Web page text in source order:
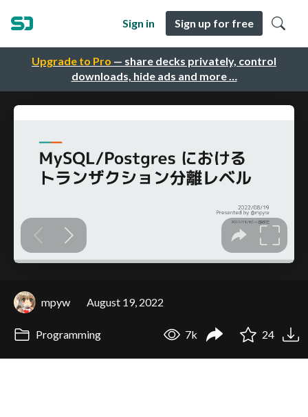
Upgrade to Pro — share decks privately, control
downloads, hide ads and more …
Sign in Sign up for free
mpyw August 19, 2022
Programming 7k 24